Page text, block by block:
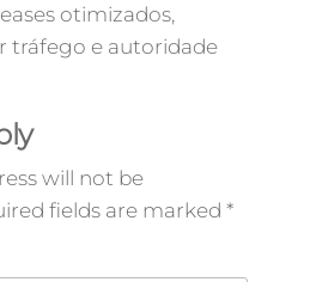
otimizados,
tráfego e autoridade
will not be
fields are marked *